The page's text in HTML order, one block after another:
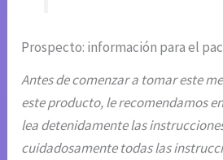
Prospecto: información para el
Antes de comenzar a tomar este
este producto, le recomendamos
lea detenidamente las
cuidadosamente todas las